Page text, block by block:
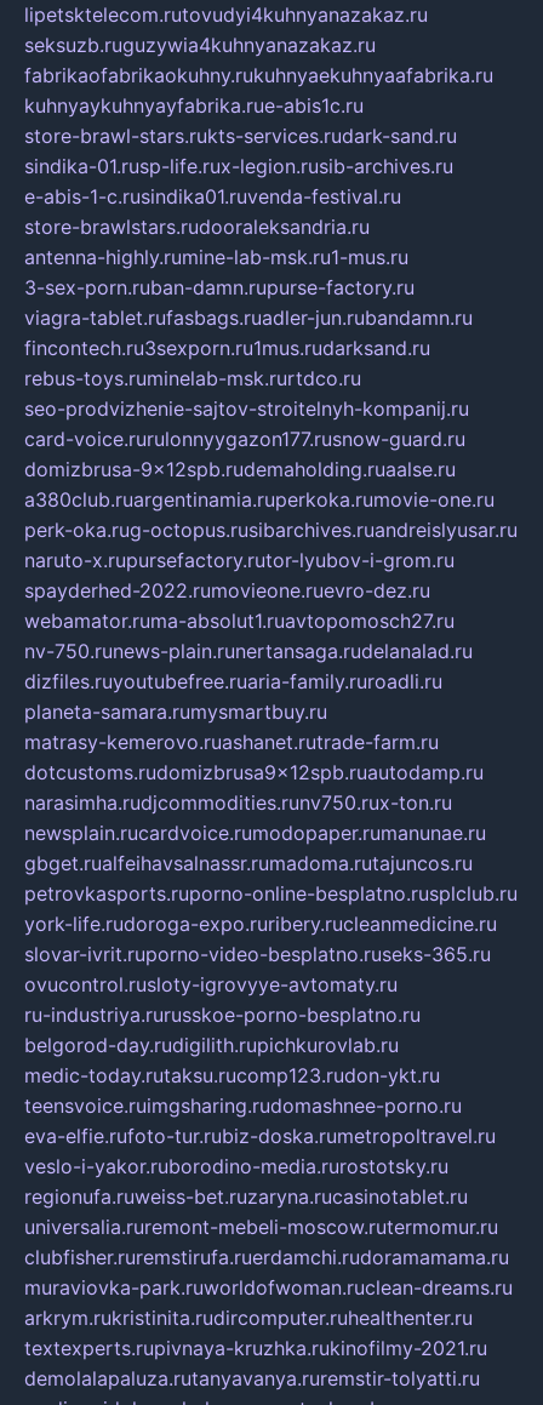
lipetsktelecom.rutovudyi4kuhnyanazakaz.ru
seksuzb.ruguzywia4kuhnyanazakaz.ru
fabrikaofabrikaokuhny.rukuhnyaekuhnyaafabrika.ru
kuhnyaykuhnyayfabrika.rue-abis1c.ru
store-brawl-stars.rukts-services.rudark-sand.ru
sindika-01.rusp-life.rux-legion.rusib-archives.ru
e-abis-1-c.rusindika01.ruvenda-festival.ru
store-brawlstars.rudooraleksandria.ru
antenna-highly.rumine-lab-msk.ru1-mus.ru
3-sex-porn.ruban-damn.rupurse-factory.ru
viagra-tablet.rufasbags.ruadler-jun.rubandamn.ru
fincontech.ru3sexporn.ru1mus.rudarksand.ru
rebus-toys.ruminelab-msk.rurtdco.ru
seo-prodvizhenie-sajtov-stroitelnyh-kompanij.ru
card-voice.rurulonnyygazon177.rusnow-guard.ru
domizbrusa-9x12spb.rudemaholding.ruaalse.ru
a380club.ruargentinamia.ruperkoka.rumovie-one.ru
perk-oka.rug-octopus.rusibarchives.ruandreislyusar.ru
naruto-x.rupursefactory.rutor-lyubov-i-grom.ru
spayderhed-2022.rumovieone.ruevro-dez.ru
webamator.ruma-absolut1.ruavtopomosch27.ru
nv-750.runews-plain.runertansaga.rudelanalad.ru
dizfiles.ruyoutubefree.ruaria-family.ruroadli.ru
planeta-samara.rumysmartbuy.ru
matrasy-kemerovo.ruashanet.rutrade-farm.ru
dotcustoms.rudomizbrusa9x12spb.ruautodamp.ru
narasimha.rudjcommodities.runv750.rux-ton.ru
newsplain.rucardvoice.rumodopaper.rumanunae.ru
gbget.rualfeihavsalnassr.rumadoma.rutajuncos.ru
petrovkasports.ruporno-online-besplatno.rusplclub.ru
york-life.rudoroga-expo.ruribery.rucleanmedicine.ru
slovar-ivrit.ruporno-video-besplatno.ruseks-365.ru
ovucontrol.rusloty-igrovyye-avtomaty.ru
ru-industriya.rurusskoe-porno-besplatno.ru
belgorod-day.rudigilith.rupichkurovlab.ru
medic-today.rutaksu.rucomp123.rudon-ykt.ru
teensvoice.ruimgsharing.rudomashnee-porno.ru
eva-elfie.rufoto-tur.rubiz-doska.rumetropoltravel.ru
veslo-i-yakor.ruborodino-media.rurostotsky.ru
regionufa.ruweiss-bet.ruzaryna.rucasinotablet.ru
universalia.ruremont-mebeli-moscow.rutermomur.ru
clubfisher.ruremstirufa.ruerdamchi.rudoramamama.ru
muraviovka-park.ruworldofwoman.ruclean-dreams.ru
arkrym.rukristinita.rudircomputer.ruhealthenter.ru
textexperts.rupivnaya-kruzhka.rukinofilmy-2021.ru
demolalapaluza.rutanyavanya.ruremstir-tolyatti.ru